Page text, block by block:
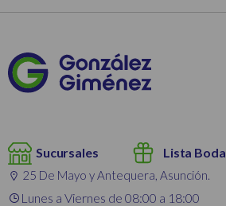
Sucursales Lista Boda
25 De Mayo y Antequera, Asunción.
Lunes a Viernes de 08:00 a 18:00